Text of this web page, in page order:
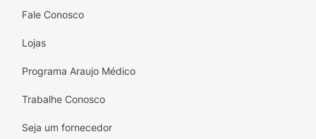
Hálito Perfumado:
uma marca líder em cuidados com o hálito.
Praticidade Premium:
Fale Conosco
Lojas
Programa Araujo Médico
Trabalhe Conosco
Seja um fornecedor